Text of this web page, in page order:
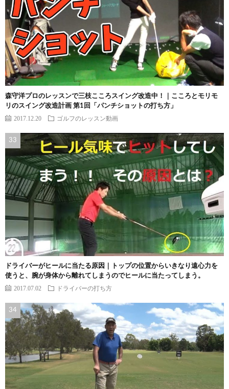
森守洋プロのレッスンで三枝こころスイング改造中！｜こころとモリモ
リのスイング改造計画 第1回「パンチショットの打ち方」
2017.12.20 ゴルフのレッスン動画
ドライバーがヒールに当たる原因｜トップの位置からいきなり遠心力を
使うと、腕が身体から離れてしまうのでヒールに当たってしまう。
2017.07.02 ドライバーの打ち方